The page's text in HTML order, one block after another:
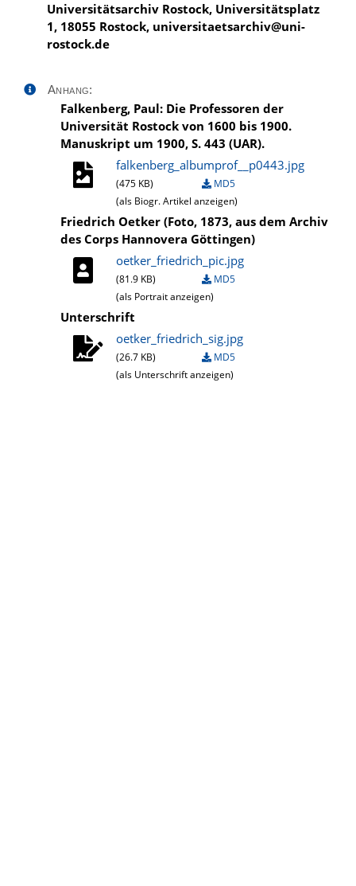
Universitätsarchiv Rostock, Universitätsplatz
1, 18055 Rostock, universitaetsarchiv@uni-
rostock.de
Anhang:
Falkenberg, Paul: Die Professoren der
Universität Rostock von 1600 bis 1900.
Manuskript um 1900, S. 443 (UAR).
falkenberg_albumprof__p0443.jpg
(475 KB)
MD5
(als Biogr. Artikel anzeigen)
Friedrich Oetker (Foto, 1873, aus dem Archiv
des Corps Hannovera Göttingen)
oetker_friedrich_pic.jpg
(81.9 KB)
MD5
(als Portrait anzeigen)
Unterschrift
oetker_friedrich_sig.jpg
(26.7 KB)
MD5
(als Unterschrift anzeigen)